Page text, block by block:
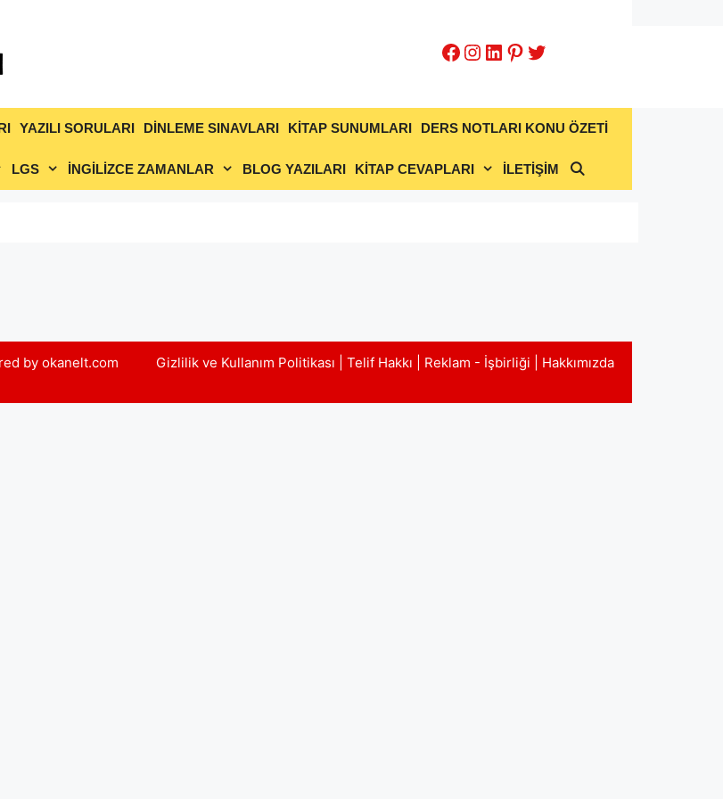
Facebook
Instagram
LinkedIn
Pinterest
Twitter
YAZILI SORULARI DİNLEME SINAVLARI KİTAP SUNUMLARI DERS NOTLARI KONU ÖZETİ
LGS İNGİLİZCE ZAMANLAR BLOG YAZILARI KİTAP CEVAPLARI İLETİŞİM
Gizlilik ve Kullanım Politikası Telif Hakkı Reklam - İşbirliği Hakkımızda
by okanelt.com